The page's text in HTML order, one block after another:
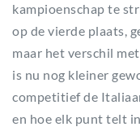
kampioenschap te
op de vierde plaats,
maar het verschil
is nu nog kleiner
competitief de
en hoe elk punt telt